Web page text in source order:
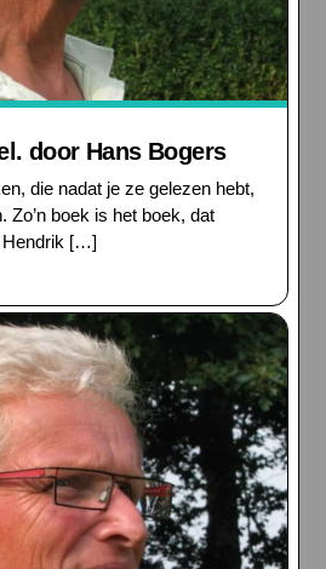
door Hans Bogers
die nadat je ze gelezen hebt,
Zo’n boek is het boek, dat
Hendrik […]